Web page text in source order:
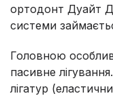
ортодонт Дуайт
системи
Головною
пасивне
лігатур